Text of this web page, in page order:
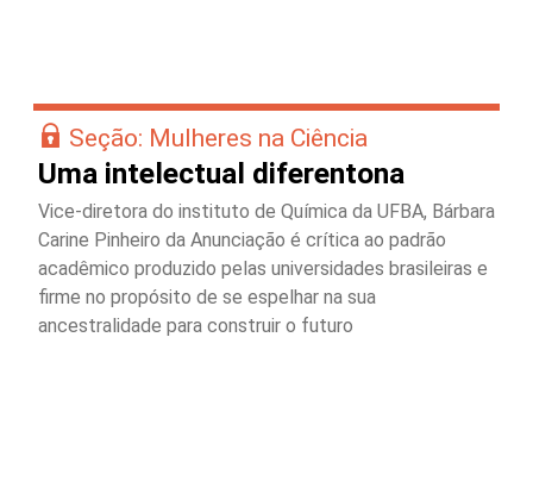
Seção: Mulheres na Ciência
Uma intelectual diferentona
Vice-diretora do instituto de Química da UFBA, Bárbara
Carine Pinheiro da Anunciação é crítica ao padrão
acadêmico produzido pelas universidades brasileiras e
firme no propósito de se espelhar na sua
ancestralidade para construir o futuro